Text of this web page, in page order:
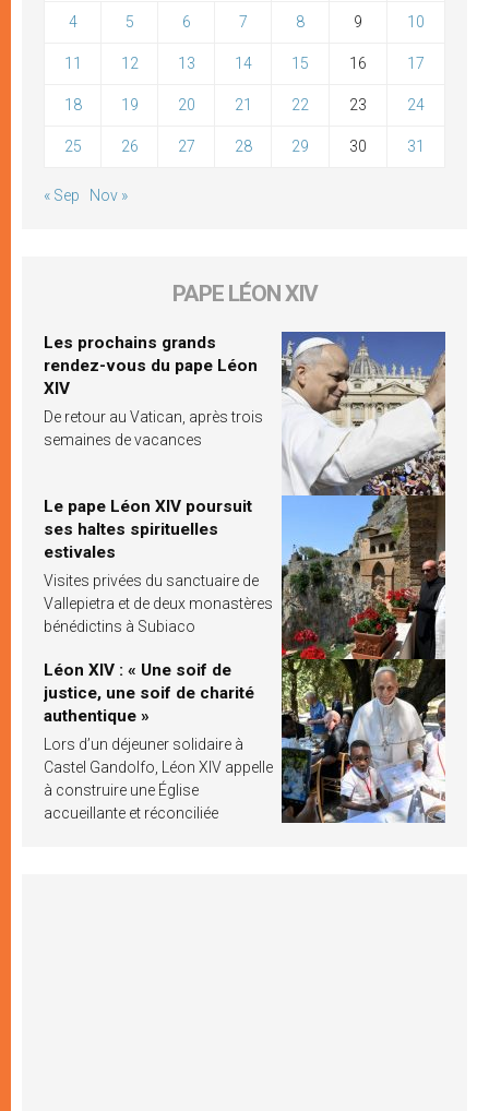
4 5 6 7 8 9 10
11 12 13 14 15 16 17
18 19 20 21 22 23 24
25 26 27 28 29 30 31
« Sep Nov »
PAPE LÉON XIV
Les prochains grands
rendez-vous du pape Léon
XIV
De retour au Vatican, après trois
semaines de vacances
Le pape Léon XIV poursuit
ses haltes spirituelles
estivales
Visites privées du sanctuaire de
Vallepietra et de deux monastères
bénédictins à Subiaco
Léon XIV : « Une soif de
justice, une soif de charité
authentique »
Lors d’un déjeuner solidaire à
Castel Gandolfo, Léon XIV appelle
à construire une Église
accueillante et réconciliée